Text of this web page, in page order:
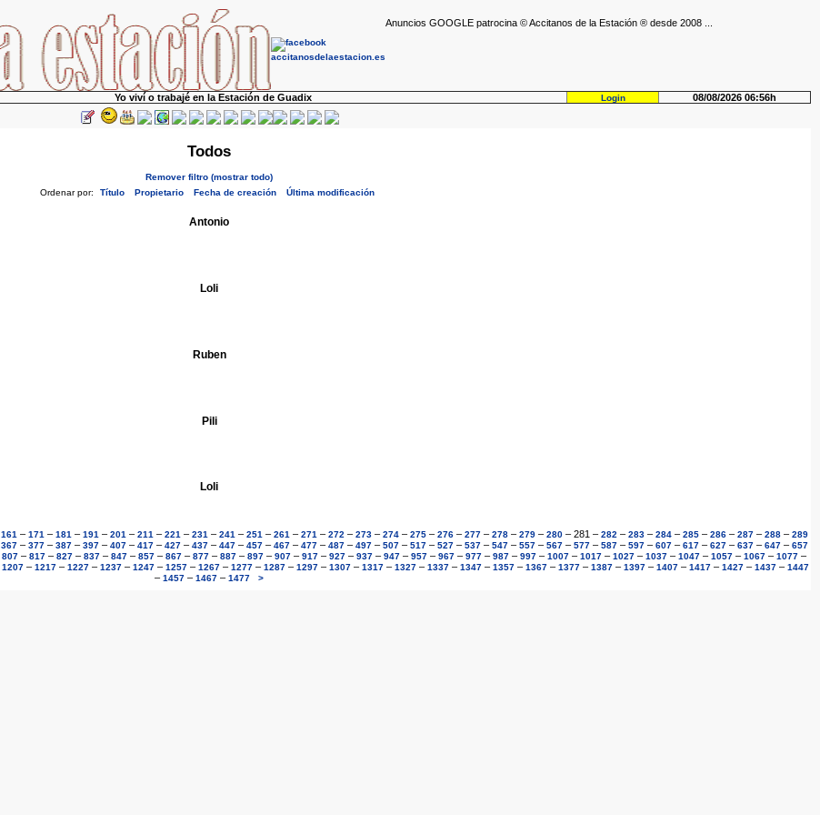
Anuncios GOOGLE patrocina © Accitanos de la Estación ® desde 2008 ...
Yo viví o trabajé en la Estación de Guadix Login 08/08/2026 06:56h
Todos
Remover filtro (mostrar todo)
Ordenar por:
Título Propietario Fecha de creación Última modificación
Antonio
Loli
Ruben
Pili
Loli
161 – 171 – 181 – 191 – 201 – 211 – 221 – 231 – 241 – 251 – 261 – 271 – 272 – 273– 274– 275– 276– 277– 278– 279– 280– 281 – 282 – 283– 284– 285– 286– 287– 288– 289
367– 377– 387– 397– 407– 417– 427– 437– 447– 457– 467– 477– 487– 497– 507– 517– 527– 537– 547– 557– 567– 577– 587– 597– 607– 617– 627– 637– 647– 657
807 – 817 – 827 – 837 – 847 – 857 – 867 – 877 – 887 – 897 – 907 – 917 – 927 – 937 – 947 – 957 – 967 – 977 – 987 – 997 – 1007 – 1017 – 1027 – 1037 – 1047 – 1057 – 1067 – 1077 –
1207 – 1217 – 1227 – 1237 – 1247 – 1257 – 1267 – 1277 – 1287 – 1297 – 1307 – 1317 – 1327 – 1337 – 1347 – 1357 – 1367 – 1377 – 1387 – 1397 – 1407 – 1417 – 1427 – 1437 – 1447
– 1457 – 1467 – 1477 >